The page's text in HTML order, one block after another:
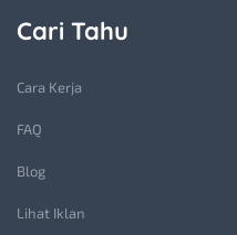
Cari Tahu
Cara Kerja
FAQ
Blog
Lihat Iklan